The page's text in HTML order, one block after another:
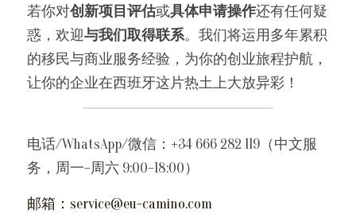
若你对创新项目评估或具体申请操作还有任何疑
惑，欢迎与我们取得联系。我们将运用多年累积
的移民与商业服务经验，为你的创业旅程护航，
让你的企业在西班牙这片热土上大放异彩！
电话/WhatsApp/微信：+34 666 282 119（中文服
务，周一–周六 9:00–18:00）
邮箱： service@eu-camino.com